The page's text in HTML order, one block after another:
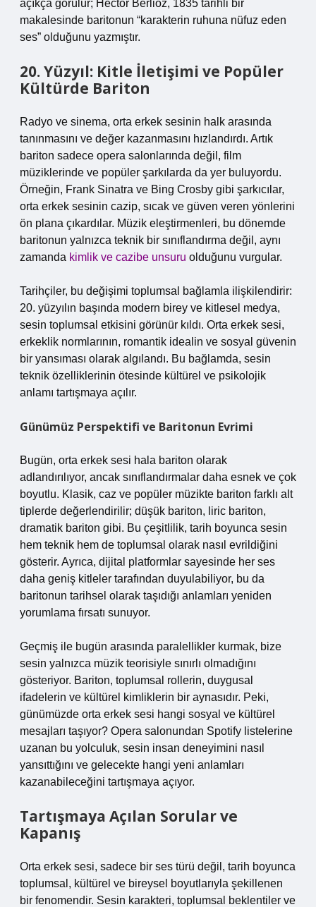
açıkça görülür; Hector Berlioz, 1835 tarihli bir
makalesinde baritonun “karakterin ruhuna nüfuz eden
ses” olduğunu yazmıştır.
20. Yüzyıl: Kitle İletişimi ve Popüler
Kültürde Bariton
Radyo ve sinema, orta erkek sesinin halk arasında
tanınmasını ve değer kazanmasını hızlandırdı. Artık
bariton sadece opera salonlarında değil, film
müziklerinde ve popüler şarkılarda da yer buluyordu.
Örneğin, Frank Sinatra ve Bing Crosby gibi şarkıcılar,
orta erkek sesinin cazip, sıcak ve güven veren yönlerini
ön plana çıkardılar. Müzik eleştirmenleri, bu dönemde
baritonun yalnızca teknik bir sınıflandırma değil, aynı
zamanda kimlik ve cazibe unsuru olduğunu vurgular.
Tarihçiler, bu değişimi toplumsal bağlamla ilişkilendirir:
20. yüzyılın başında modern birey ve kitlesel medya,
sesin toplumsal etkisini görünür kıldı. Orta erkek sesi,
erkeklik normlarının, romantik idealin ve sosyal güvenin
bir yansıması olarak algılandı. Bu bağlamda, sesin
teknik özelliklerinin ötesinde kültürel ve psikolojik
anlamı tartışmaya açılır.
Günümüz Perspektifi ve Baritonun Evrimi
Bugün, orta erkek sesi hala bariton olarak
adlandırılıyor, ancak sınıflandırmalar daha esnek ve çok
boyutlu. Klasik, caz ve popüler müzikte bariton farklı alt
tiplerde değerlendirilir; düşük bariton, liric bariton,
dramatik bariton gibi. Bu çeşitlilik, tarih boyunca sesin
hem teknik hem de toplumsal olarak nasıl evrildiğini
gösterir. Ayrıca, dijital platformlar sayesinde her ses
daha geniş kitleler tarafından duyulabiliyor, bu da
baritonun tarihsel olarak taşıdığı anlamları yeniden
yorumlama fırsatı sunuyor.
Geçmiş ile bugün arasında paralellikler kurmak, bize
sesin yalnızca müzik teorisiyle sınırlı olmadığını
gösteriyor. Bariton, toplumsal rollerin, duygusal
ifadelerin ve kültürel kimliklerin bir aynasıdır. Peki,
günümüzde orta erkek sesi hangi sosyal ve kültürel
mesajları taşıyor? Opera salonundan Spotify listelerine
uzanan bu yolculuk, sesin insan deneyimini nasıl
yansıttığını ve gelecekte hangi yeni anlamları
kazanabileceğini tartışmaya açıyor.
Tartışmaya Açılan Sorular ve
Kapanış
Orta erkek sesi, sadece bir ses türü değil, tarih boyunca
toplumsal, kültürel ve bireysel boyutlarıyla şekillenen
bir fenomendir. Sesin karakteri, toplumsal beklentiler ve